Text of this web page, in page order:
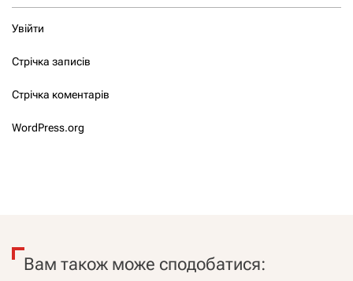
Увійти
Стрічка записів
Стрічка коментарів
WordPress.org
Вам також може сподобатися: